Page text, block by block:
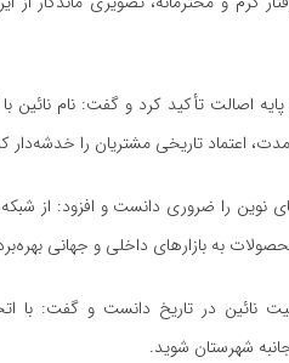
پایه اصالت تأکید کرد و گفت: نام
اعتماد تاریخی مشتریان را خدشه‌دار
نوین را ضروری دانست و افزود: از
به بازارهای داخلی و جهانی
نائین در تاریخ دانست و گفت: با
شهرستان شوید.